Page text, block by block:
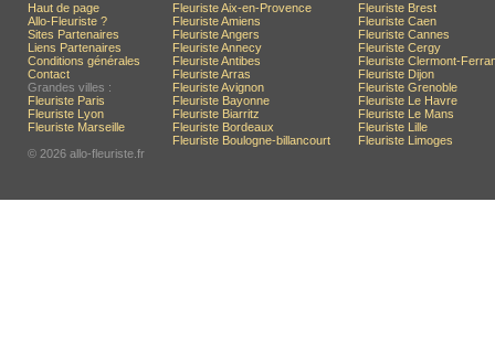
Haut de page
Allo-Fleuriste ?
Sites Partenaires
Liens Partenaires
Conditions générales
Contact
Grandes villes :
Fleuriste Paris
Fleuriste Lyon
Fleuriste Marseille
© 2026 allo-fleuriste.fr
Fleuriste Aix-en-Provence
Fleuriste Amiens
Fleuriste Angers
Fleuriste Annecy
Fleuriste Antibes
Fleuriste Arras
Fleuriste Avignon
Fleuriste Bayonne
Fleuriste Biarritz
Fleuriste Bordeaux
Fleuriste Boulogne-billancourt
Fleuriste Brest
Fleuriste Caen
Fleuriste Cannes
Fleuriste Cergy
Fleuriste Clermont-
Fleuriste Dijon
Fleuriste Grenoble
Fleuriste Le Havre
Fleuriste Le Mans
Fleuriste Lille
Fleuriste Limoges